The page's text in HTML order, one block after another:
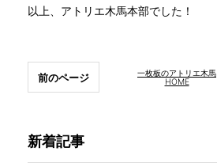
以上、アトリエ木馬本部でした！
一枚板のアトリエ木馬
HOME
前のページ
新着記事